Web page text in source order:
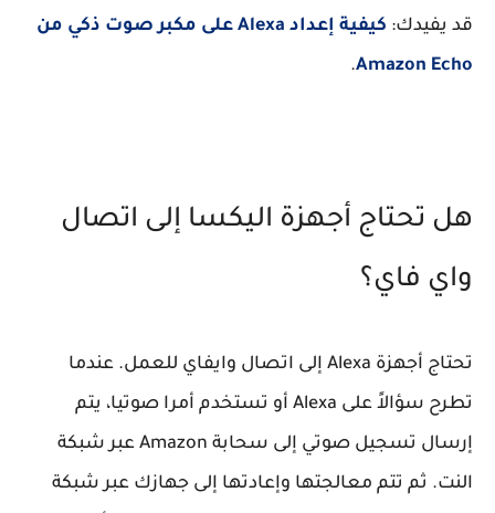
قد يفيدك:
كيفية إعداد Alexa على مكبر صوت ذكي من
Amazon Echo
.
هل تحتاج أجهزة اليكسا إلى اتصال
واي فاي؟
تحتاج أجهزة Alexa إلى اتصال وايفاي للعمل. عندما
تطرح سؤالاً على Alexa أو تستخدم أمرا صوتيا، يتم
إرسال تسجيل صوتي إلى سحابة Amazon عبر شبكة
النت. ثم تتم معالجتها وإعادتها إلى جهازك عبر شبكة